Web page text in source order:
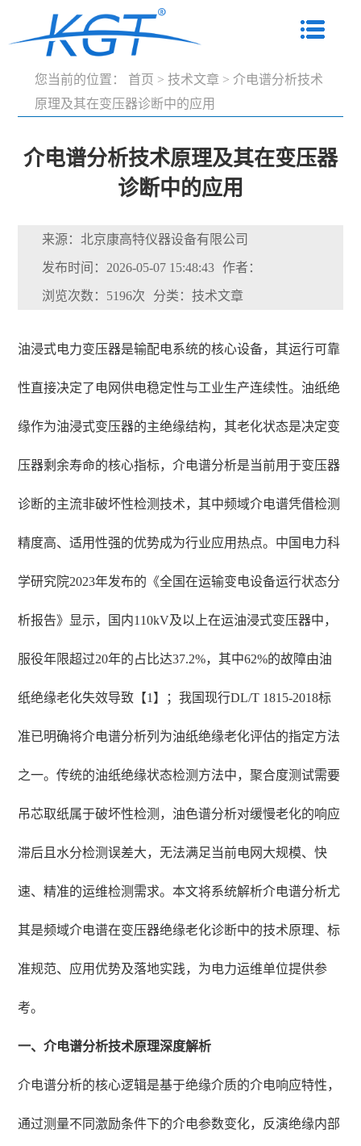
您当前的位置： 首页 > 技术文章 > 介电谱分析技术
原理及其在变压器诊断中的应用
介电谱分析技术原理及其在变压器
诊断中的应用
来源：北京康高特仪器设备有限公司
发布时间：2026-05-07 15:48:43 作者：
浏览次数：5196次 分类：技术文章
油浸式电力变压器是输配电系统的核心设备，其运行可靠
性直接决定了电网供电稳定性与工业生产连续性。油纸绝
缘作为油浸式变压器的主绝缘结构，其老化状态是决定变
压器剩余寿命的核心指标，介电谱分析是当前用于变压器
诊断的主流非破坏性检测技术，其中频域介电谱凭借检测
精度高、适用性强的优势成为行业应用热点。中国电力科
学研究院2023年发布的《全国在运输变电设备运行状态分
析报告》显示，国内110kV及以上在运油浸式变压器中，
服役年限超过20年的占比达37.2%，其中62%的故障由油
纸绝缘老化失效导致【1】；我国现行DL/T 1815-2018标
准已明确将介电谱分析列为油纸绝缘老化评估的指定方法
之一。传统的油纸绝缘状态检测方法中，聚合度测试需要
吊芯取纸属于破坏性检测，油色谱分析对缓慢老化的响应
滞后且水分检测误差大，无法满足当前电网大规模、快
速、精准的运维检测需求。本文将系统解析介电谱分析尤
其是频域介电谱在变压器绝缘老化诊断中的技术原理、标
准规范、应用优势及落地实践，为电力运维单位提供参
考。
一、介电谱分析技术原理深度解析
介电谱分析的核心逻辑是基于绝缘介质的介电响应特性，
通过测量不同激励条件下的介电参数变化，反演绝缘内部